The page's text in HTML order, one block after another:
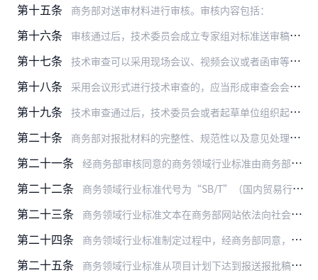
第十五条 商务部对送审材料进行审核。审核内容包括：
第十六条 审核通过后，技术委员会成立专家组对标准送审稿进行技术审查。没有技术委员会的，由商务部成立专家组进行技术审查。
第十七条 技术审查可以采用现场会议、视频会议或者函审等形式。涉及国计民生等可能产生重大影响的行业标准，应当采用会议形式审查。技术审查内容包括：
第十八条 采用会议形式进行技术审查的，应当形成审查会会议纪要和审查会审查结论表。采用函审形式的，应当形成函审结论表。
第十九条 技术审查通过后，技术委员会或者起草单位组织起草组根据技术审查结论完善相关材料，形成报批材料报商务部。报批材料包括：
第二十条 商务部对报批材料的完整性、规范性以及意见处理情况等进行审核。
第二十一条 经商务部审核同意的商务领域行业标准由商务部编号，以公告形式发布。
第二十二条 商务领域行业标准代号为“SB/T”（国内贸易行业标准）或“WM/T”（外经贸行业标准），商务领域行业标准编号由标准代号、发布顺序号和发布年份号组成。
第二十三条 商务领域行业标准文本在商务部网站依法向社会公开。
第二十四条 商务领域行业标准制定过程中，经商务部同意，标准名称、起草单位可以调整。
第二十五条 商务领域行业标准从项目计划下达到报送报批稿的期限一般不超过十二个月。